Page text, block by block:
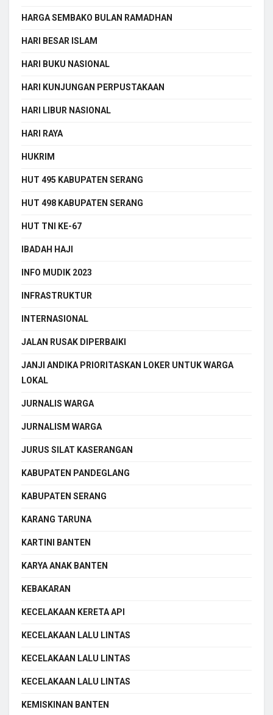
HARGA SEMBAKO BULAN RAMADHAN
HARI BESAR ISLAM
HARI BUKU NASIONAL
HARI KUNJUNGAN PERPUSTAKAAN
HARI LIBUR NASIONAL
HARI RAYA
HUKRIM
HUT 495 KABUPATEN SERANG
HUT 498 KABUPATEN SERANG
HUT TNI KE-67
IBADAH HAJI
INFO MUDIK 2023
INFRASTRUKTUR
INTERNASIONAL
JALAN RUSAK DIPERBAIKI
JANJI ANDIKA PRIORITASKAN LOKER UNTUK WARGA
LOKAL
JURNALIS WARGA
JURNALISM WARGA
JURUS SILAT KASERANGAN
KABUPATEN PANDEGLANG
KABUPATEN SERANG
KARANG TARUNA
KARTINI BANTEN
KARYA ANAK BANTEN
KEBAKARAN
KECELAKAAN KERETA API
KECELAKAAN LALU LINTAS
KECELAKAAN LALU LINTAS
KECELAKAAN LALU LINTAS
KEMISKINAN BANTEN